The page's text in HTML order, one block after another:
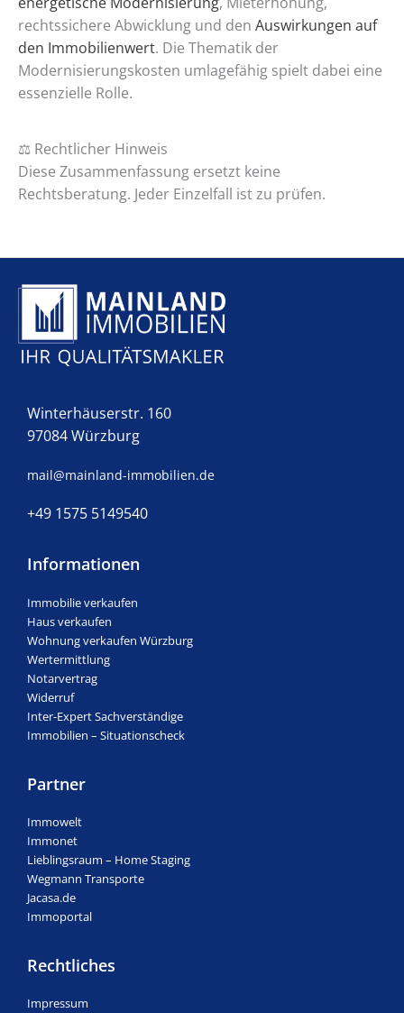
rechtssichere Abwicklung und den Auswirkungen auf
den Immobilienwert. Die Thematik der
Modernisierungskosten umlagefähig spielt dabei eine
essenzielle Rolle.
⚖️ Rechtlicher Hinweis
Diese Zusammenfassung ersetzt keine
Rechtsberatung. Jeder Einzelfall ist zu prüfen.
Winterhäuserstr. 160
97084 Würzburg
mail@mainland-immobilien.de
+49 1575 5149540
Informationen
Immobilie verkaufen
Haus verkaufen
Wohnung verkaufen Würzburg
Wertermittlung
Notarvertrag
Widerruf
Inter-Expert Sachverständige
Immobilien – Situationscheck
Partner
Immowelt
Immonet
Lieblingsraum – Home Staging
Wegmann Transporte
Jacasa.de
Immoportal
Rechtliches
Impressum